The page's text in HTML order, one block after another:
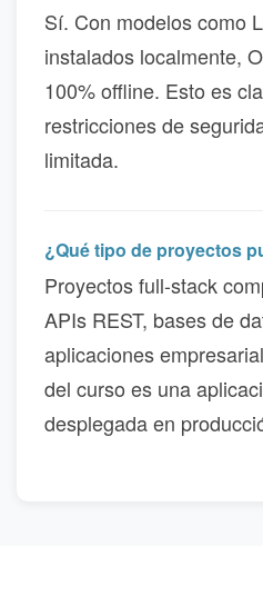
Sí. Con modelos como
instalados localmente,
100% offline. Esto es
restricciones de
limitada.
¿Qué tipo de proyectos
Proyectos full-stack
APIs REST, bases de
aplicaciones
del curso es una
desplegada en